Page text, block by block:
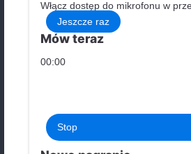
W celu